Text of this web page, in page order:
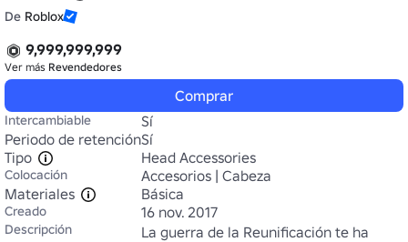
De Roblox
9,999,999,999
Ver más Revendedores
Comprar
Intercambiable
Sí
Periodo de retenciónSí
Tipo
Head Accessories
Colocación
Accesorios | Cabeza
Materiales
Básica
Creado 16 nov. 2017
Descripción
La guerra de la Reunificación te ha